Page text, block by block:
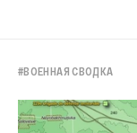
#ВОЕННАЯ СВОДКА